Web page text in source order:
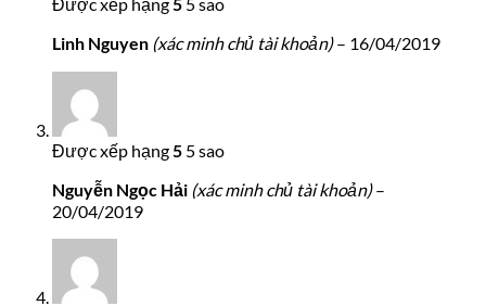
Linh Nguyen (xác minh chủ tài khoản) – 16/04/2019
Được xếp hạng5 5 sao
Nguyễn Ngọc Hải (xác minh chủ tài khoản) –
20/04/2019